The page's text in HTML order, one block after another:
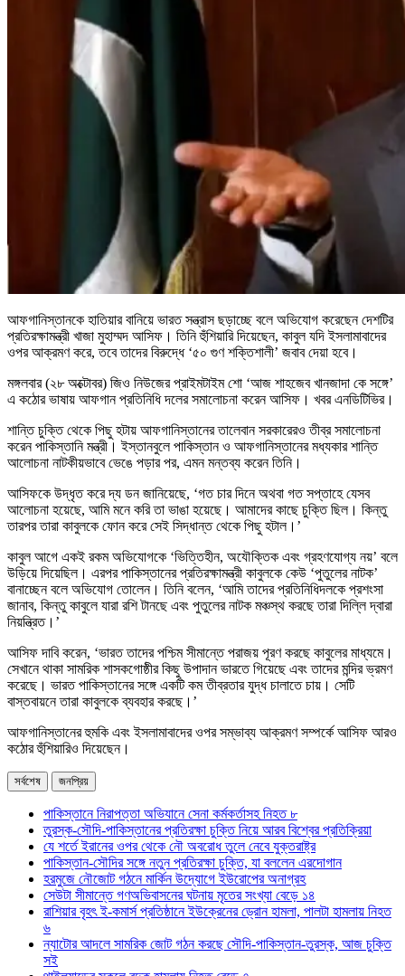
আফগানিস্তানকে হাতিয়ার বানিয়ে ভারত সন্ত্রাস ছড়াচ্ছে বলে অভিযোগ করেছেন দেশটির
প্রতিরক্ষামন্ত্রী খাজা মুহাম্মদ আসিফ। তিনি হুঁশিয়ারি দিয়েছেন, কাবুল যদি ইসলামাবাদের
ওপর আক্রমণ করে, তবে তাদের বিরুদ্ধে ‘৫০ গুণ শক্তিশালী’ জবাব দেয়া হবে।
মঙ্গলবার (২৮ অক্টোবর) জিও নিউজের প্রাইমটাইম শো ‘আজ শাহজেব খানজাদা কে সঙ্গে’
এ কঠোর ভাষায় আফগান প্রতিনিধি দলের সমালোচনা করেন আসিফ। খবর এনডিটিভির।
শান্তি চুক্তি থেকে পিছু হটায় আফগানিস্তানের তালেবান সরকারেরও তীব্র সমালোচনা
করেন পাকিস্তানি মন্ত্রী। ইস্তানবুলে পাকিস্তান ও আফগানিস্তানের মধ্যকার শান্তি
আলোচনা নাটকীয়ভাবে ভেঙে পড়ার পর, এমন মন্তব্য করেন তিনি।
আসিফকে উদ্ধৃত করে দ্য ডন জানিয়েছে, ‘গত চার দিনে অথবা গত সপ্তাহে যেসব
আলোচনা হয়েছে, আমি মনে করি তা ভাঙা হয়েছে। আমাদের কাছে চুক্তি ছিল। কিন্তু
তারপর তারা কাবুলকে ফোন করে সেই সিদ্ধান্ত থেকে পিছু হটাল।’
কাবুল আগে একই রকম অভিযোগকে ‘ভিত্তিহীন, অযৌক্তিক এবং গ্রহণযোগ্য নয়’ বলে
উড়িয়ে দিয়েছিল। এরপর পাকিস্তানের প্রতিরক্ষামন্ত্রী কাবুলকে কেউ ‘পুতুলের নাটক’
বানাচ্ছেন বলে অভিযোগ তোলেন। তিনি বলেন, ‘আমি তাদের প্রতিনিধিদলকে প্রশংসা
জানাব, কিন্তু কাবুলে যারা রশি টানছে এবং পুতুলের নাটক মঞ্চস্থ করছে তারা দিল্লি দ্বারা
নিয়ন্ত্রিত।’
আসিফ দাবি করেন, ‘ভারত তাদের পশ্চিম সীমান্তে পরাজয় পূরণ করছে কাবুলের মাধ্যমে।
সেখানে থাকা সামরিক শাসকগোষ্ঠীর কিছু উপাদান ভারতে গিয়েছে এবং তাদের মন্দির ভ্রমণ
করেছে। ভারত পাকিস্তানের সঙ্গে একটি কম তীব্রতার যুদ্ধ চালাতে চায়। সেটি
বাস্তবায়নে তারা কাবুলকে ব্যবহার করছে।’
আফগানিস্তানের হুমকি এবং ইসলামাবাদের ওপর সম্ভাব্য আক্রমণ সম্পর্কে আসিফ আরও
কঠোর হুঁশিয়ারিও দিয়েছেন।
সর্বশেষ জনপ্রিয়
পাকিস্তানে নিরাপত্তা অভিযানে সেনা কর্মকর্তাসহ নিহত ৮
তুরস্ক-সৌদি-পাকিস্তানের প্রতিরক্ষা চুক্তি নিয়ে আরব বিশ্বের প্রতিক্রিয়া
যে শর্তে ইরানের ওপর থেকে নৌ অবরোধ তুলে নেবে যুক্তরাষ্ট্র
পাকিস্তান-সৌদির সঙ্গে নতুন প্রতিরক্ষা চুক্তি, যা বললেন এরদোগান
হরমুজে নৌজোট গঠনে মার্কিন উদ্যোগে ইউরোপের অনাগ্রহ
সেউটা সীমান্তে গণঅভিবাসনের ঘটনায় মৃতের সংখ্যা বেড়ে ১৪
রাশিয়ার বৃহৎ ই-কমার্স প্রতিষ্ঠানে ইউক্রেনের ড্রোন হামলা, পালটা হামলায় নিহত
৬
ন্যাটোর আদলে সামরিক জোট গঠন করছে সৌদি-পাকিস্তান-তুরস্ক, আজ চুক্তি
সই